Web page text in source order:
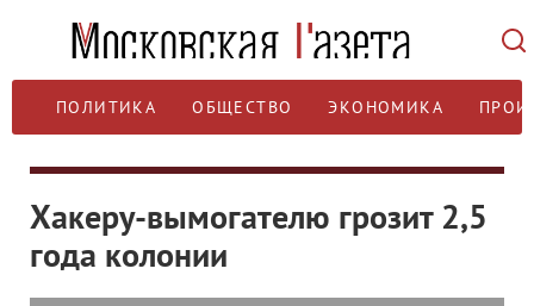
ПОЛИТИКА ОБЩЕСТВО ЭКОНОМИКА
Хакеру-вымогателю грозит 2,5
года колонии